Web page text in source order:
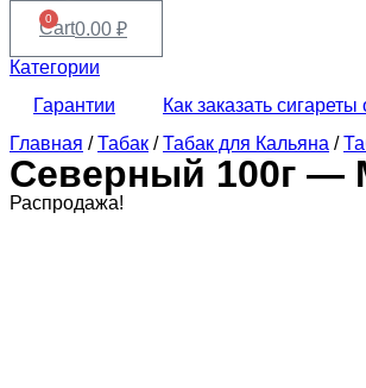
0.00 ₽
0
Cart
Категории
Гарантии
Как заказать
Главная /Табак /Табак для Кальяна /
Северный 100г —
Распродажа!